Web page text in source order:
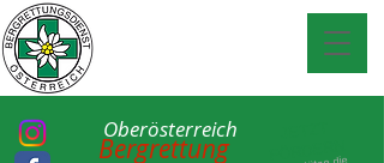
Oberösterreich
Bergrettung ÖRDERN